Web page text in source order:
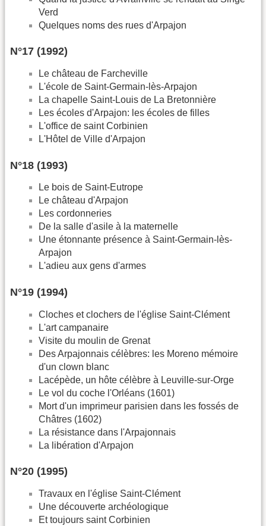
Verd
Quelques noms des rues d'Arpajon
N°17 (1992)
Le château de Farcheville
L'école de Saint-Germain-lès-Arpajon
La chapelle Saint-Louis de La Bretonnière
Les écoles d'Arpajon: les écoles de filles
L'office de saint Corbinien
L'Hôtel de Ville d'Arpajon
N°18 (1993)
Le bois de Saint-Eutrope
Le château d'Arpajon
Les cordonneries
De la salle d'asile à la maternelle
Une étonnante présence à Saint-Germain-lès-
Arpajon
L'adieu aux gens d'armes
N°19 (1994)
Cloches et clochers de l'église Saint-Clément
L'art campanaire
Visite du moulin de Grenat
Des Arpajonnais célèbres: les Moreno mémoire
d'un clown blanc
Lacépède, un hôte célèbre à Leuville-sur-Orge
Le vol du coche l'Orléans (1601)
Mort d'un imprimeur parisien dans les fossés de
Châtres (1602)
La résistance dans l'Arpajonnais
La libération d'Arpajon
N°20 (1995)
Travaux en l'église Saint-Clément
Une découverte archéologique
Et toujours saint Corbinien